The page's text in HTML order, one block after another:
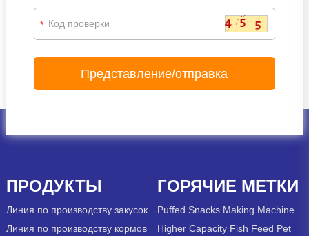
*
ПРОДУКТЫ
Линия по производству закусок
Линия по производству кормов
ГОРЯЧИЕ МЕТКИ
Puffed Snacks Making Machine
Higher Capacity Fish Feed Pet